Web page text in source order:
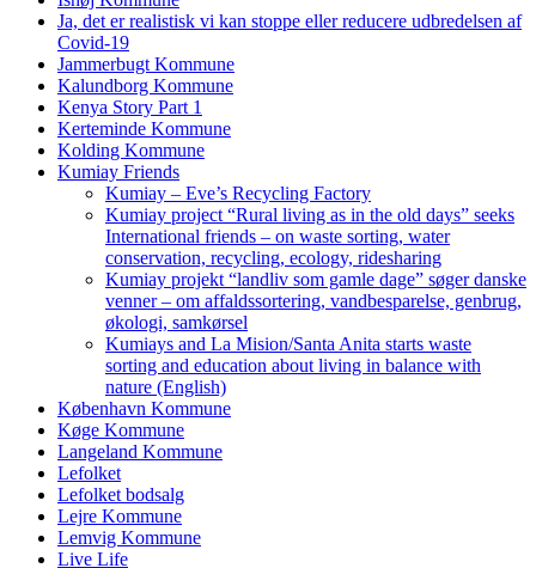
Ja, det er realistisk vi kan stoppe eller reducere udbredelsen af
Covid-19
Jammerbugt Kommune
Kalundborg Kommune
Kenya Story Part 1
Kerteminde Kommune
Kolding Kommune
Kumiay Friends
Kumiay – Eve’s Recycling Factory
Kumiay project “Rural living as in the old days” seeks
International friends – on waste sorting, water
conservation, recycling, ecology, ridesharing
Kumiay projekt “landliv som gamle dage” søger danske
venner – om affaldssortering, vandbesparelse, genbrug,
økologi, samkørsel
Kumiays and La Mision/Santa Anita starts waste
sorting and education about living in balance with
nature (English)
København Kommune
Køge Kommune
Langeland Kommune
Lefolket
Lefolket bodsalg
Lejre Kommune
Lemvig Kommune
Live Life